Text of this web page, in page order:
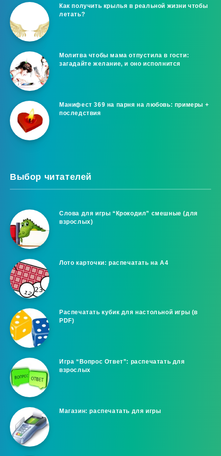
Как получить крылья в реальной жизни чтобы
летать?
Молитва чтобы мама отпустила в гости:
загадайте желание, и оно исполнится
Манифест 369 на парня на любовь: примеры +
последствия
Выбор читателей
Слова для игры “Крокодил” смешные (для
взрослых)
Лото карточки: распечатать на A4
Распечатать кубик для настольной игры (в
PDF)
Игра “Вопрос Ответ”: распечатать для
взрослых
Магазин: распечатать для игры